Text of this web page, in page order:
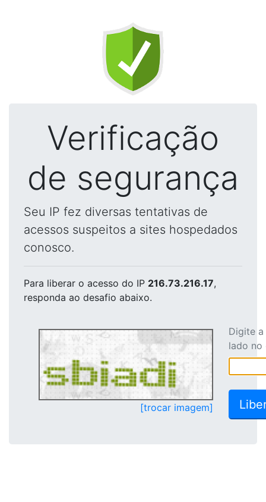
Verificação
de segurança
Seu IP fez diversas tentativas de
acessos suspeitos a sites hospedados
conosco.
Para liberar o acesso do IP 216.73.216.17,
responda ao desafio abaixo.
[trocar imagem]
Digite
lado no